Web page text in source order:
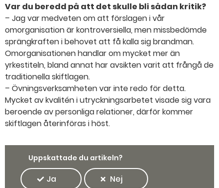
Var du beredd på att det skulle bli sådan kritik?
– Jag var medveten om att förslagen i vår
omorganisation är kontroversiella, men missbedömde
sprängkraften i behovet att få kalla sig brandman.
Omorganisationen handlar om mycket mer än
yrkestiteln, bland annat har avsikten varit att frångå de
traditionella skiftlagen.
– Övningsverksamheten var inte redo för detta.
Mycket av kvalitén i utryckningsarbetet visade sig vara
beroende av personliga relationer, därför kommer
skiftlagen återinföras i höst.
Uppskattade du artikeln?
Ja Nej